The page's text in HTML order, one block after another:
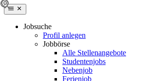
Jobsuche
Profil anlegen
Jobbörse
Alle Stellenangebote
Studentenjobs
Nebenjob
Ferienjob